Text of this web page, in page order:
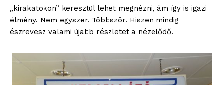
„kirakatokon” keresztül lehet megnézni, ám így is igazi
élmény. Nem egyszer. Többször. Hiszen mindig
észrevesz valami újabb részletet a nézelődő.